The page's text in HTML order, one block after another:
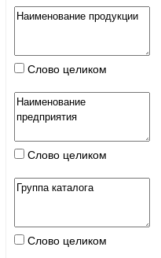
Слово целиком
Слово целиком
Слово целиком